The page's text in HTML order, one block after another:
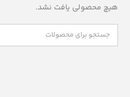
هیچ محصولی یافت نشد.